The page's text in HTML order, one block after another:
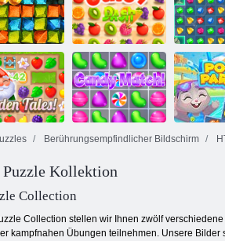
Blöcke Waldmatch
Spiel
Saftiger
Armaturenbrett
Candy Match
Berührungsempfindlicher Bildschirm
Kollektion
Collection
Collection stellen wir Ihnen zwölf
kampfnahen Übungen teilnehmen. Unsere